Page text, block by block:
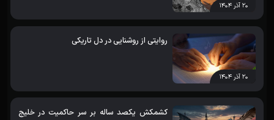
۲۰ آذر ۱۴۰۴
۲۰ آذر ۱۴۰۴
روایتی از روشنایی در دل تاریکی
کشمکش یکصد ساله بر سر حاکمیت در خلیج